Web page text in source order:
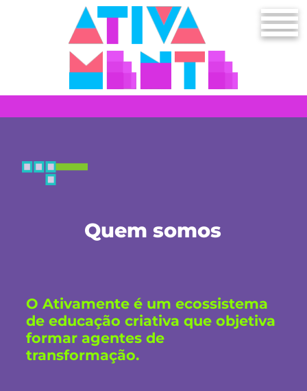
Quem somos
O Ativamente é um ecossistema
de educação criativa que objetiva
formar agentes de
transformação.